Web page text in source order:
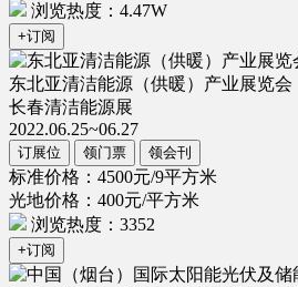
浏览热度：4.47W
+订阅
东北亚清洁能源（供暖）产业展览会
长春清洁能源展
2022.06.25~06.27
订展位 领门票 领会刊
标准价格：4500元/9平方米
光地价格：400元/平方米
浏览热度：3352
+订阅